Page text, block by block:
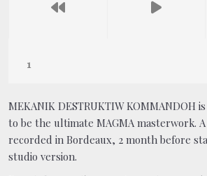
MEKANIK DESTRUKTIW KOMMANDOH
to be the ultimate MAGMA masterwork.
recorded in Bordeaux, 2 month before
studio version.